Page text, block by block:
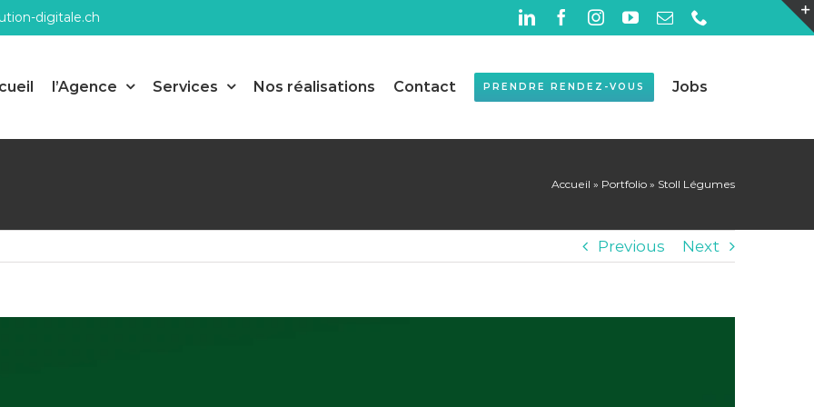
digitale.ch LinkedInFacebookInstagramYouTube
Email
l’Agence Services Nos réalisations Contact PRENDRE RENDEZ-VOUS Jobs
Accueil » Portfolio » Stoll Légumes
Previous Next